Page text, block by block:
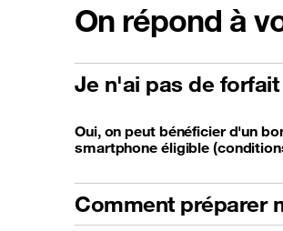
On répond à
Je n'ai pas de
Oui, on peut bénéficier d'un
smartphone éligible
Comment préparer